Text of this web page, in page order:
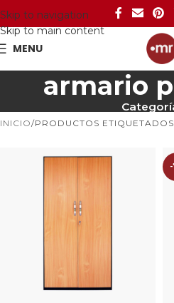
Skip to navigation
Skip to main content
MENU
armario
INICIO PRODUCTOS